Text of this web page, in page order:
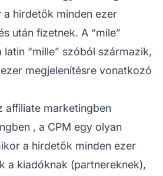
a hirdetők minden ezer
után fizetnek. A “mile”
“mille” szóból származik,
megjelenítésre vonatkozó
affiliate marketingben
, a CPM egy olyan
a hirdetők minden ezer
a kiadóknak (partnereknek),